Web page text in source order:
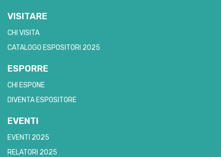
VISITARE
CHI VISITA
CATALOGO ESPOSITORI 2025
ESPORRE
CHI ESPONE
DIVENTA ESPOSITORE
EVENTI
EVENTI 2025
RELATORI 2025